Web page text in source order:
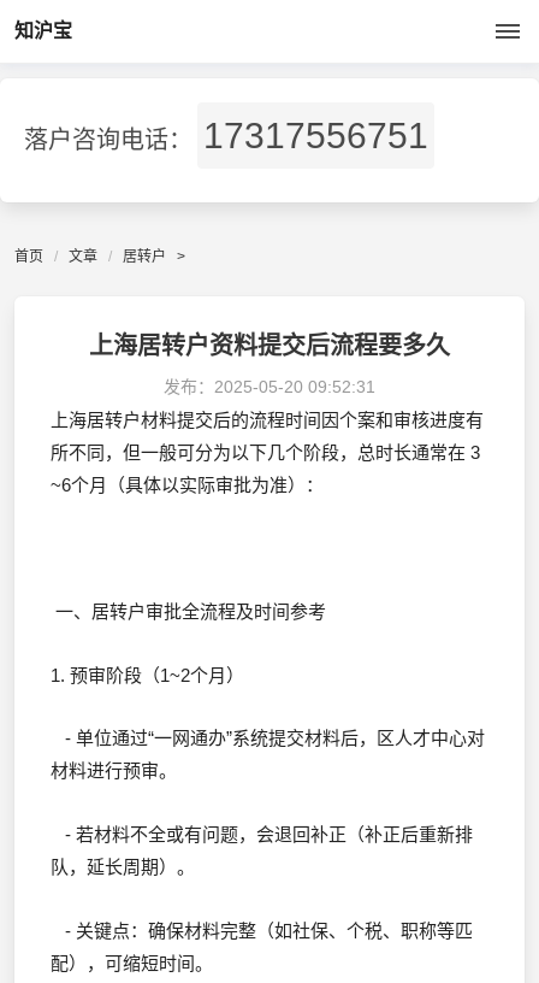
知沪宝
落户咨询电话： 17317556751
首页 文章 居转户 >
上海居转户资料提交后流程要多久
发布： 2025-05-20 09:52:31
上海居转户材料提交后的流程时间因个案和审核进度有
所不同，但一般可分为以下几个阶段，总时长通常在 3
~6个月（具体以实际审批为准）：
一、居转户审批全流程及时间参考
1. 预审阶段（1~2个月）
- 单位通过“一网通办”系统提交材料后，区人才中心对
材料进行预审。
- 若材料不全或有问题，会退回补正（补正后重新排
队，延长周期）。
- 关键点：确保材料完整（如社保、个税、职称等匹
配），可缩短时间。